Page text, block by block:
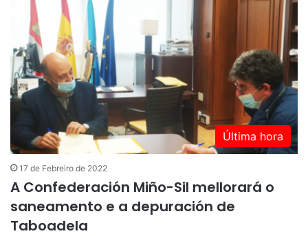
Última hora
17 de Febreiro de 2022
A Confederación Miño-Sil mellorará o
saneamento e a depuración de
Taboadela